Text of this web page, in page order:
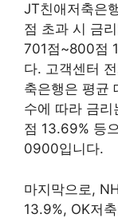
JT친애저축은
점 초과 시 금
701점~800점
다. 고객센터
축은행은 평균
수에 따라 금
점 13.69% 등
0900입니다.
마지막으로,
13.9%, OK저